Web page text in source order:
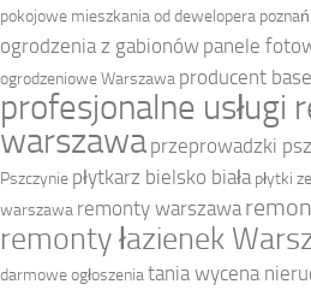
pokojowe mieszkania od dewelopera poznań
ogrodzenia z gabionów panele
ogrodzeniowe Warszawa producent
profesjonalne usługi
warszawa przeprowadzki
Pszczynie płytkarz bielsko biała płytki
warszawa remonty warszawa
remonty łazienek
darmowe ogłoszeniatania wycena